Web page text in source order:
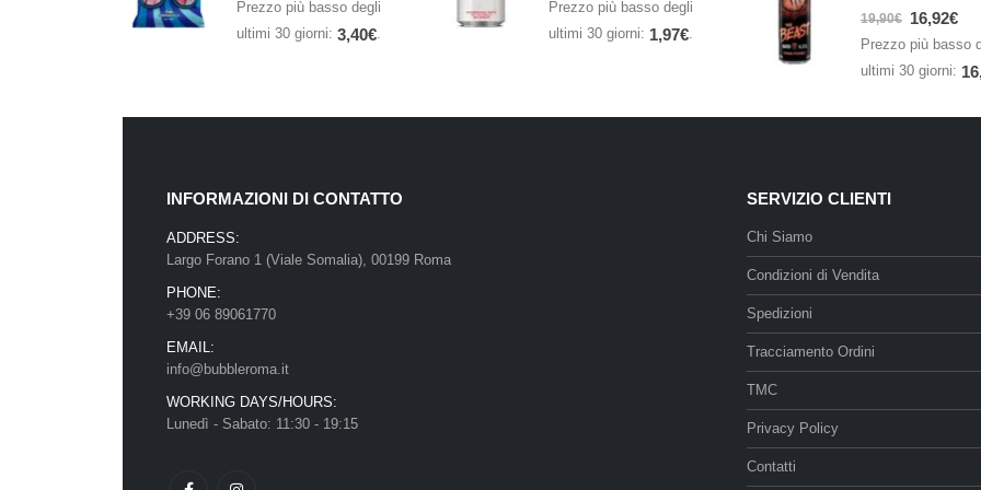
Prezzo più basso degli
ultimi 30 giorni: 3,40€
Prezzo più basso degli
ultimi 30 giorni: 1,97€
19,90€ 16,92€
Prezzo più basso
ultimi 30 giorni:
INFORMAZIONI DI CONTATTO
ADDRESS:
Largo Forano 1 (Viale Somalia), 00199 Roma
PHONE:
+39 06 89061770
EMAIL:
info@bubbleroma.it
WORKING DAYS/HOURS:
Lunedì - Sabato: 11:30 - 19:15
SERVIZIO CLIENTI
Chi Siamo
Condizioni di Vendita
Spedizioni
Tracciamento Ordini
TMC
Privacy Policy
Contatti